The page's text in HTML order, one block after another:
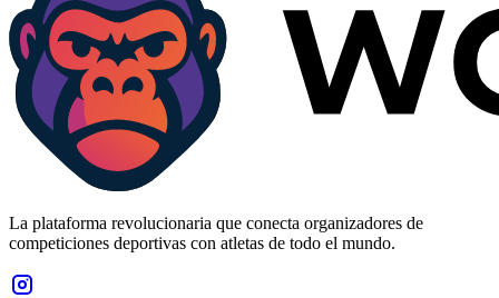
La plataforma revolucionaria que conecta organizadores de
competiciones deportivas con atletas de todo el mundo.